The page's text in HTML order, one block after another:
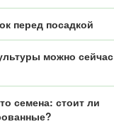
перед посадкой
можно сейчас
семена: стоит ли